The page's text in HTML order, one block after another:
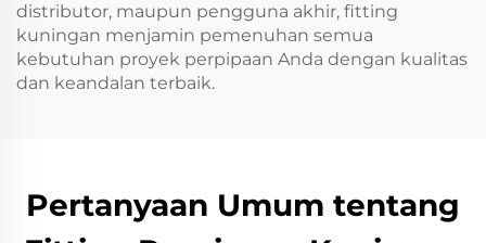
distributor, maupun pengguna akhir, fitting
kuningan menjamin pemenuhan semua
kebutuhan proyek perpipaan Anda dengan kualitas
dan keandalan terbaik.
Pertanyaan Umum tentang